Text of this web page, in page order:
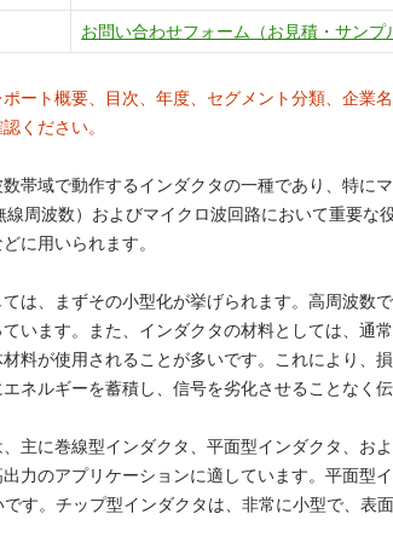
お問い合わせフォーム（お見積・サンプ
ート概要、目次、年度、セグメント分類、企業
ください。
帯域で動作するインダクタの一種であり、特に
周波数）およびマイクロ波回路において重要
に用いられます。
は、まずその小型化が挙げられます。高周波数
います。また、インダクタの材料としては、通
料が使用されることが多いです。これにより、
ネルギーを蓄積し、信号を劣化させることなく伝
主に巻線型インダクタ、平面型インダクタ、お
力のアプリケーションに適しています。平面型
です。チップ型インダクタは、非常に小型で、